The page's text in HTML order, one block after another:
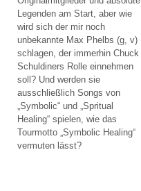
Legenden am Start, aber wie
wird sich der mir noch
unbekannte Max Phelbs (g, v)
schlagen, der immerhin Chuck
Schuldiners Rolle einnehmen
soll? Und werden sie
ausschließlich Songs von
„Symbolic“ und „Spritual
Healing“ spielen, wie das
Tourmotto „Symbolic Healing“
vermuten lässt?